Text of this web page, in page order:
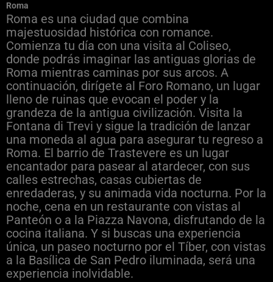
Roma
Roma es una ciudad que combina
majestuosidad histórica con romance.
Comienza tu día con una visita al Coliseo,
donde podrás imaginar las antiguas glorias de
Roma mientras caminas por sus arcos. A
continuación, dirígete al Foro Romano, un lugar
lleno de ruinas que evocan el poder y la
grandeza de la antigua civilización. Visita la
Fontana di Trevi y sigue la tradición de lanzar
una moneda al agua para asegurar tu regreso a
Roma. El barrio de Trastevere es un lugar
encantador para pasear al atardecer, con sus
calles estrechas, casas cubiertas de
enredaderas, y su animada vida nocturna. Por la
noche, cena en un restaurante con vistas al
Panteón o a la Piazza Navona, disfrutando de la
cocina italiana. Y si buscas una experiencia
única, un paseo nocturno por el Tíber, con vistas
a la Basílica de San Pedro iluminada, será una
experiencia inolvidable.